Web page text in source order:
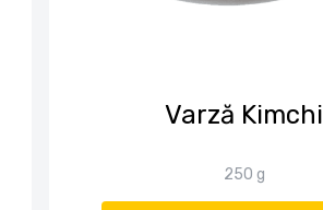
Varză Kimchi
250 g